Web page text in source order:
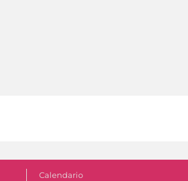
Calendario